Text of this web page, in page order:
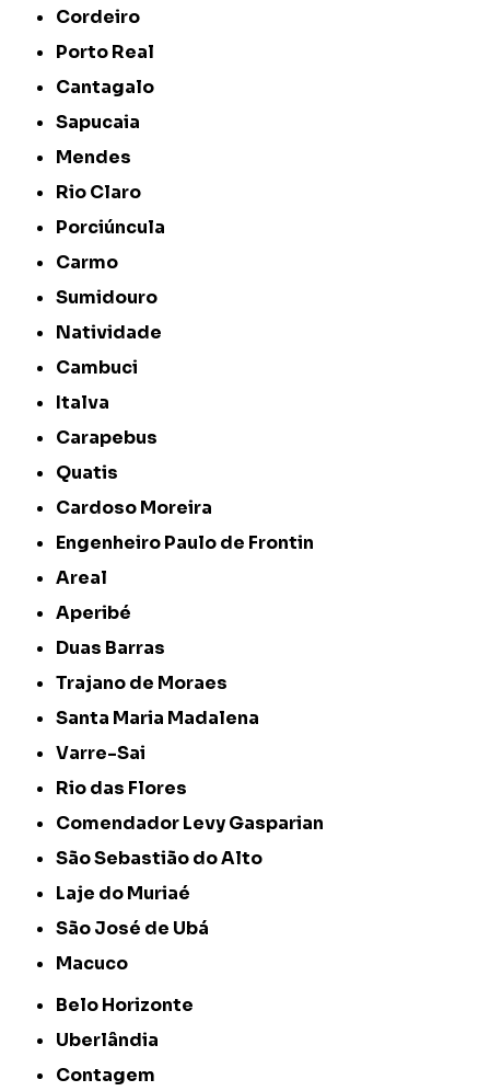
Cordeiro
Porto Real
Cantagalo
Sapucaia
Mendes
Rio Claro
Porciúncula
Carmo
Sumidouro
Natividade
Cambuci
Italva
Carapebus
Quatis
Cardoso Moreira
Engenheiro Paulo de Frontin
Areal
Aperibé
Duas Barras
Trajano de Moraes
Santa Maria Madalena
Varre-Sai
Rio das Flores
Comendador Levy Gasparian
São Sebastião do Alto
Laje do Muriaé
São José de Ubá
Macuco
Belo Horizonte
Uberlândia
Contagem